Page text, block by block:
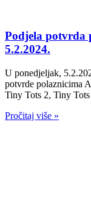
Podjela potvrda
5.2.2024.
U ponedjeljak,
potvrde polaznicima
Tiny Tots 2, Tiny
Pročitaj više »